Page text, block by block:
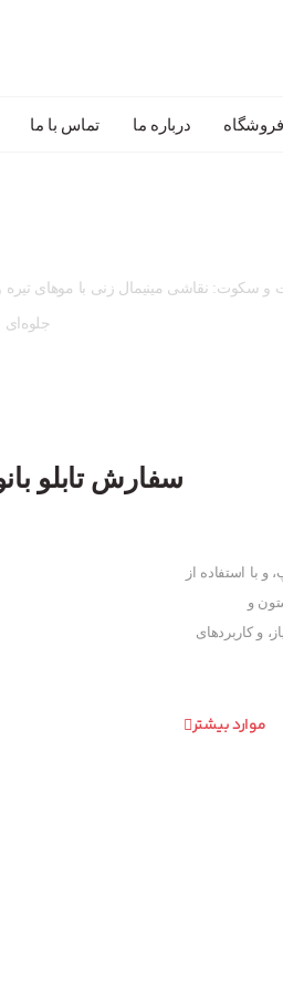
فروشگاه درباره ما تماس با ما
و سکوت: نقاشی مینیمال زنی با موهای
با استفاده از
و
و کاربردهای
موارد بیشتر
سفارش تابلو